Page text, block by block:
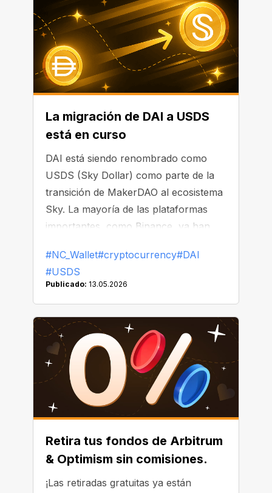
La migración de DAI a USDS
está en curso
DAI está siendo renombrado como
USDS (Sky Dollar) como parte de la
transición de MakerDAO al ecosistema
Sky. La mayoría de las plataformas
importantes, como Binance, ya han
DAI de sus listados.
#NC_Wallet#cryptocurrency#DAI
#USDS
Publicado: 13.05.2026
Retira tus fondos de Arbitrum
& Optimism sin comisiones.
¡Las retiradas gratuitas ya están